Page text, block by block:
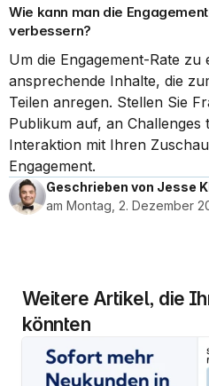
Wie kann man die
verbessern?
Um die Engagement-Rate
ansprechende Inhalte, die
Teilen anregen. Stellen Sie
Publikum auf, an Challenges
Interaktion mit Ihren
Engagement.
Geschrieben von Jesse
am Montag, 2. Dezember
Weitere Artikel, die
könnten